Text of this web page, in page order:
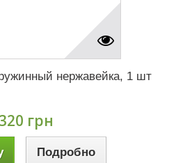
нержавейка, 1 шт
грн
Подробно